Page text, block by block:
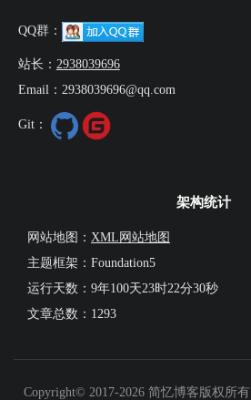
QQ群：
站长： 2938039696
Email：2938039696@qq.com
Git：
架构统计
网站地图： XML网站地图
主题框架：Foundation5
运行天数： 9年100天23时22分31秒
文章总数：1293
Copyright© 2017-2026 简忆博客版权所有